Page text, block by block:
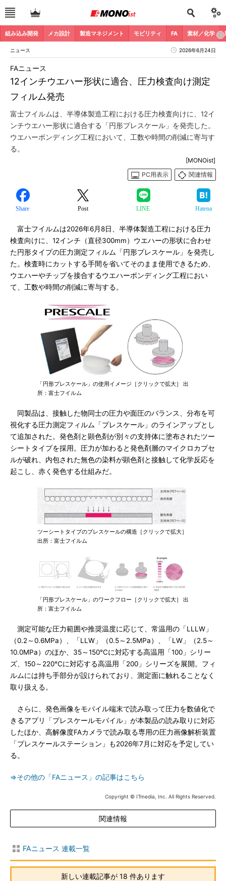
組み込み開発 メカ設計 製造マネジメント モビリティ FA 素材／化学
ニュース 2026年6月24日
12インチウエハー形状に適合、圧力検査向け測定
フィルム発売
FAニュース
富士フイルムは、半導体製造工程における圧力検査向けに、12イ
ンチウエハー形状に適合する「円形プレスケール」を発売した。
ウエハーボンディング工程において、工数や時間の削減に寄与す
る。
[MONOist]
PC用表示
関連情報
Share Post LINE Hatena
富士フイルムは2026年6月8日、半導体製造工程における圧力
検査向けに、12インチ（直径300mm）ウエハーの形状に合わせ
た円形タイプの圧力測定フィルム「円形プレスケール」を発売し
た。検査時にカットする手間を省いてそのまま使用できるため、
ウエハーやチップを接合するウエハーボンディング工程におい
て、工数や時間の削減に寄与する。
「円形プレスケール」の使用イメージ［クリックで拡大］ 出
所：富士フイルム
同製品は、接触した物同士の圧力や面圧のバランス、分布を可
視化する圧力測定フィルム「プレスケール」のラインアップとし
て追加された。発色剤と顕色剤が別々の支持体に塗布されたツー
シートタイプを採用。圧力が加わると発色剤層のマイクロカプセ
ルが破れ、内包された無色の染料が顕色剤と接触して化学反応を
起こし、赤く発色する仕組みだ。
ツーシートタイプのプレスケールの構造［クリックで拡大］
出所：富士フイルム
「円形プレスケール」のワークフロー［クリックで拡大］ 出
所：富士フイルム
測定可能な圧力範囲や推奨温度に応じて、常温用の「LLLW」
（0.2～0.6MPa）、「LLW」（0.5～2.5MPa）、「LW」（2.5～
10.0MPa）のほか、35～150℃に対応する高温用「100」シリー
ズ、150～220℃に対応する高温用「200」シリーズを展開。フィ
ルムには持ち手部分が設けられており、測定面に触れることなく
取り扱える。
さらに、発色画像をモバイル端末で読み取って圧力を数値化で
きるアプリ「プレスケールモバイル」が本製品の読み取りに対応
したほか、高解像度FAカメラで読み取る専用の圧力画像解析装置
「プレスケールステーション」も2026年7月に対応を予定してい
る。
⇒その他の「FAニュース」の記事はこちら
Copyright © ITmedia, Inc. All Rights Reserved.
関連情報
FAニュース 連載一覧
新しい連載記事が 18 件あります